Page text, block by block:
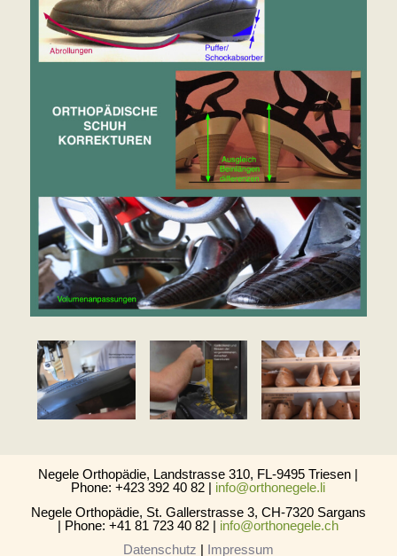
Negele Orthopädie, Landstrasse 310, FL-9495 Triesen |
Phone: +423 392 40 82 | info@orthonegele.li
Negele Orthopädie, St. Gallerstrasse 3, CH-7320 Sargans
| Phone: +41 81 723 40 82 | info@orthonegele.ch
Datenschutz | Impressum